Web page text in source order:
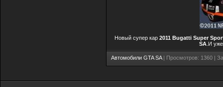
Новый супер кар 2011 Bugatti Super
SA.И уже
Автомобили GTA SA| Просмотров: 1360 |